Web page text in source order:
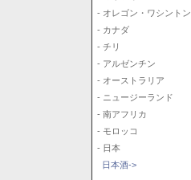
- オレゴン・ワシントン
- カナダ
- チリ
- アルゼンチン
- オーストラリア
- ニュージーランド
- 南アフリカ
- モロッコ
- 日本
日本酒->